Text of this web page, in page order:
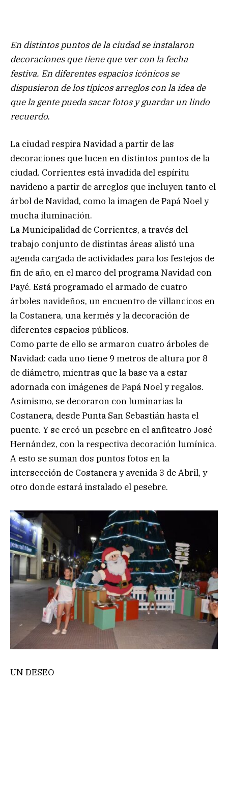
En distintos puntos de la ciudad se instalaron
decoraciones que tiene que ver con la fecha
festiva. En diferentes espacios icónicos se
dispusieron de los típicos arreglos con la idea de
que la gente pueda sacar fotos y guardar un lindo
recuerdo.
La ciudad respira Navidad a partir de las
decoraciones que lucen en distintos puntos de la
ciudad. Corrientes está invadida del espíritu
navideño a partir de arreglos que incluyen tanto el
árbol de Navidad, como la imagen de Papá Noel y
mucha iluminación.
La Municipalidad de Corrientes, a través del
trabajo conjunto de distintas áreas alistó una
agenda cargada de actividades para los festejos de
fin de año, en el marco del programa Navidad con
Payé. Está programado el armado de cuatro
árboles navideños, un encuentro de villancicos en
la Costanera, una kermés y la decoración de
diferentes espacios públicos.
Como parte de ello se armaron cuatro árboles de
Navidad: cada uno tiene 9 metros de altura por 8
de diámetro, mientras que la base va a estar
adornada con imágenes de Papá Noel y regalos.
Asimismo, se decoraron con luminarias la
Costanera, desde Punta San Sebastián hasta el
puente. Y se creó un pesebre en el anfiteatro José
Hernández, con la respectiva decoración lumínica.
A esto se suman dos puntos fotos en la
intersección de Costanera y avenida 3 de Abril, y
otro donde estará instalado el pesebre.
UN DESEO